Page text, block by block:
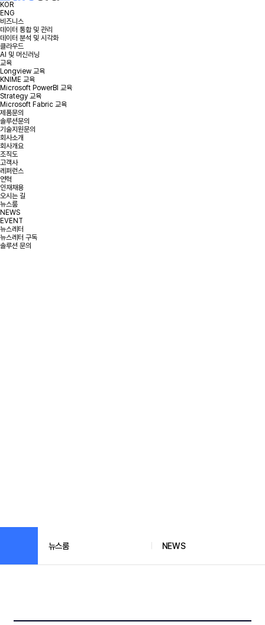
KOR
ENG
비즈니스
데이터 통합 및 관리
데이터 분석 및 시각화
클라우드
AI 및 머신러닝
교육
Longview 교육
KNIME 교육
Microsoft PowerBI 교육
Strategy 교육
Microsoft Fabric 교육
제품문의
솔루션문의
기술지원문의
회사소개
회사개요
조직도
고객사
레퍼런스
연혁
인재채용
오시는 길
뉴스룸
NEWS
EVENT
뉴스레터
뉴스레터 구독
솔루션 문의
뉴스룸 NEWS